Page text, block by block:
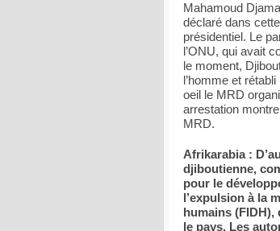
Mahamoud
déclaré dans
présidentiel. Le
l’ONU, qui avait
le moment,
l’homme et
oeil le MRD
arrestation
MRD.
Afrikarabia :
djiboutienne,
pour le
l’expulsion à la
humains
le pays. Les